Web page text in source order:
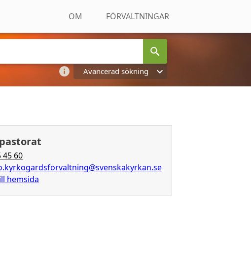
OM FÖRVALTNINGAR
Avancerad sökning
45 60
hemsida